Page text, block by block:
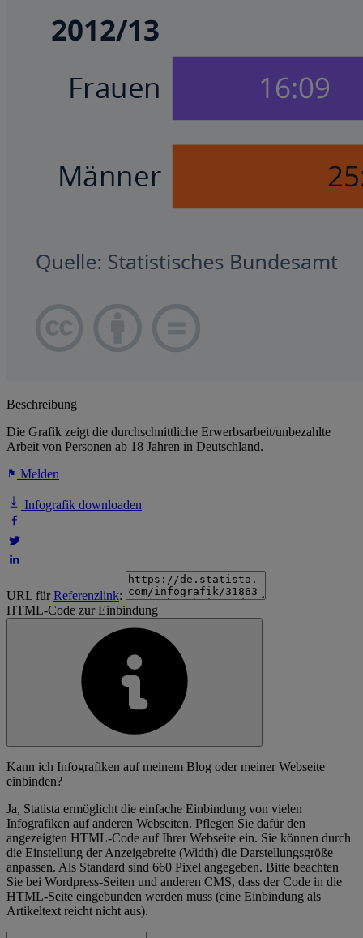
Beschreibung
Die Grafik zeigt die durchschnittliche Erwerbsarbeit/unbezahlte
Arbeit von Personen ab 18 Jahren in Deutschland.
Melden
Infografik downloaden
URL fürReferenzlink:
HTML-Code zur Einbindung
Kann ich Infografiken auf meinem Blog oder meiner Webseite
einbinden?
Ja, Statista ermöglicht die einfache Einbindung von vielen
Infografiken auf anderen Webseiten. Pflegen Sie dafür den
angezeigten HTML-Code auf Ihrer Webseite ein. Sie können durch
die Einstellung der Anzeigebreite (Width) die Darstellungsgröße
anpassen. Als Standard sind 660 Pixel angegeben. Bitte beachten
Sie bei Wordpress-Seiten und anderen CMS, dass der Code in die
HTML-Seite eingebunden werden muss (eine Einbindung als
Artikeltext reicht nicht aus).